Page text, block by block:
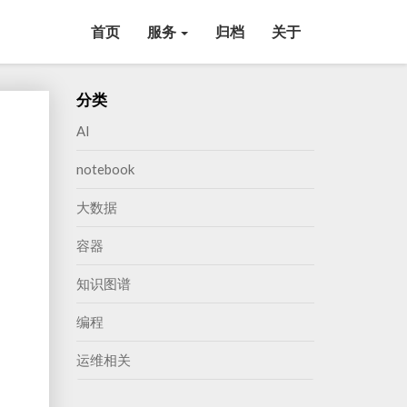
首页 服务 归档 关于
分类
AI
notebook
大数据
容器
知识图谱
编程
运维相关